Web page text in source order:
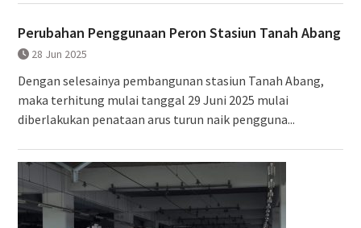
Perubahan Penggunaan Peron Stasiun Tanah Abang
28 Jun 2025
Dengan selesainya pembangunan stasiun Tanah Abang,
maka terhitung mulai tanggal 29 Juni 2025 mulai
diberlakukan penataan arus turun naik pengguna...